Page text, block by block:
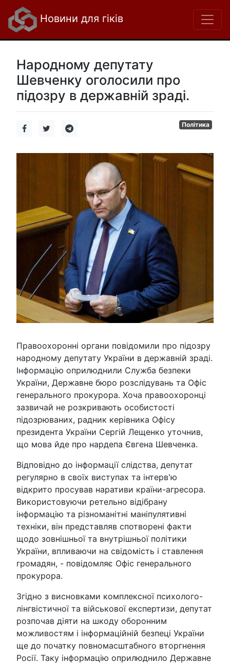
Новини для гіків
Народному депутату
Шевченку оголосили про
підозру в державній зраді.
Політика
Правоохоронні органи повідомили про підозру
народному депутату України в державній зраді.
Інформацію оприлюднили Служба безпеки
України, Державне бюро розслідувань та Офіс
генерального прокурора. Хоча правоохоронці
зазвичай не розкривають особистості
підозрюваних, радник керівника Офісу
президента України Сергій Лещенко уточнив,
що мова йде про нардепа Євгена Шевченка.
Відповідно до інформації слідства, депутат
регулярно в своїх виступах та інтерв'ю
відкрито просував наративи країни-агресора.
Використовуючи ретельно відібрану
інформацію та різноманітні маніпулятивні
техніки, він представляв спотворені факти
щодо зовнішньої та внутрішньої політики
України, впливаючи на свідомість і ставлення
громадян, - повідомляє Офіс генерального
прокурора.
Згідно з висновками комплексної психолого-
лінгвістичної та військової експертизи, депутат
розпочав діяти на шкоду оборонним
можливостям і інформаційній безпеці України
ще до початку повномасштабного вторгнення
Росії. Таку інформацію оприлюднило Державне